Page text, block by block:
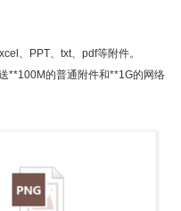
、PPT、txt、pdf等附件。
**100M的普通附件和**1G的网络